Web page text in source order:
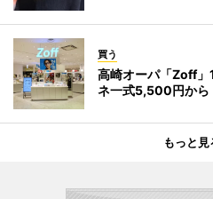
買う
高崎オーパ「Zoff
ネ一式5,500円から
もっと見